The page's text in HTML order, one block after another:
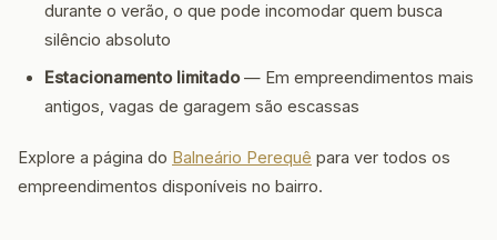
durante o verão, o que pode incomodar quem busca
silêncio absoluto
Estacionamento limitado— Em empreendimentos mais
antigos, vagas de garagem são escassas
Explore a página do Balneário Perequê para ver todos os
empreendimentos disponíveis no bairro.